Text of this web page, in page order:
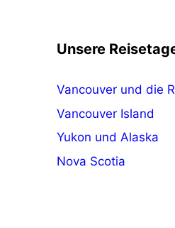
Unsere
Vancouver und die
Vancouver Island
Yukon und Alaska
Nova Scotia